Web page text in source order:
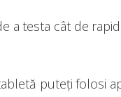
a testa cât de
puteți folosi